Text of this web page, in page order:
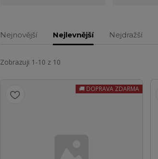
Nejnovější Nejlevnější Nejdražší
Zobrazuji 1-10 z 10
DOPRAVA ZDARMA